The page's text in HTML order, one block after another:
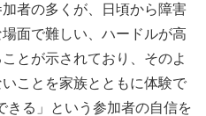
者の多くが、日頃から障害
面で難しい、ハードルが高
とが示されており、そのよ
ことを家族とともに体験で
きる」という参加者の自信を